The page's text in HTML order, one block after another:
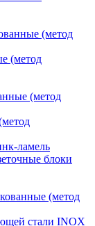
(метод
(метод
(метод
ламель
блоки
(метод
стали INOX